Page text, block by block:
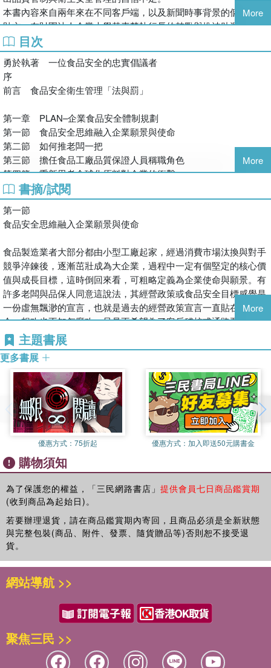
期待食品製造業者能讓消費者享用優質企業製造出來的各種美味可
口且安心的產品。
張日聖
永續國際顧問公司策略長
2023.5.29寫於自宅
本書內容來自兩年來在不同客戶端，以及新聞時事背景的個人網頁
貼文，在財團法人企業大學黃素慧執行長的鼓勵與推波助瀾之下，
重新編排集結成冊，章節內容以PDCA（Plan-Do-Check-Action）
邏輯順序，始於企業食品安全體制規劃、產品製造過程及建立審核
作業目標，終於食品工廠持續優化食品安全管理制度，以單一主題
章節，敘述工廠日常營運時發生的狀況，引導企業高階管理者與品
保管理主管以累積的經驗建立食安思維，和相關部門人員討論適當
的提問方式引導邏輯思維與探究問題的方向，使品保團隊與各部門
間能夠持續有效溝通，以利整合修訂管理制度，包含作業人員、設
備設施、法令規章及廠區內外環境等議題。本書的建議參考方法，
遇到食品安全管理與作業程序問題時，可以單獨或混合使用章節內
More
目次
勇於執著 一位食品安全的忠實倡議者
序
前言 食品安全衛生管理「法與罰」
第一章 PLAN–企業食品安全體制規劃
第一節 食品安全思維融入企業願景與使命
第二節 如何推老闆一把
第三節 擔任食品工廠品質保證人員稱職角色
第四節 重新思考全球化原料對企業的衝擊
第五節 管理高風險原料供應商
第六節 食品製造業者之美國海關──商貿反恐怖聯盟標準面面觀
第七節 串聯食品工廠作業SOP與深耕人員認知
第一節 我知道了，是真的嗎？
第二節 食品工廠人員落實執行標準作業程序
第三節 食品法規鑑別與食安管理系統更新
第四節 食品工廠員工應具備食品安全危害的風險意識
第五節 食品研發與業務的共同利基點
第三章 DO–產品製造結束後管理
第二節 食品原料與產品之倉庫儲存溫度管理
第三節 食品工廠倉儲管理大哉問
第四節 避免成為食品更換標籤延長有效日期的食安幫兇
第五節 食品工廠緊急事件之風險分析
第六節 食品安全與品質文化之員工訊息回饋機制
第四章 CHECK–食品安全管理系統審核作業目標
第二節 提升目標達成率的小活動
第三節 定期整編食品工廠部門作業與核心競爭力
第五章 ACT–食品工廠食品安全管理系統 持續優化與改善
第一節 淺談食品從業人員作業環境安全與防護
第二節 食品工廠缺工問題何去何從
第三節 食品安全管理之數據分析與績效評估
第四節 食品安全圓滿決策方案
第五節 溫室氣體盤查對食品業界之影響
結論
More
書摘/試閱
第一節
食品安全思維融入企業願景與使命
食品製造業者大部分都由小型工廠起家，經過消費市場汰換與對手
競爭淬鍊後，逐漸茁壯成為大企業，過程中一定有個堅定的核心價
值與成長目標，這時倒回來看，可粗略定義為企業使命與願景。有
許多老闆與品保人同意這說法，其經營政策或食品安全目標感覺是
一份虛無飄渺的宣言，也就是過去的經營政策宣言一直貼在牆上至
今，想改也不知怎麼改，只是不希望為了客戶稽核或通路要求，又
換另一個虛無飄渺的口號，食品製造業者現況就是無法呈現企業使
命、願景，與支撐持續卓越的專案。
老闆與企業經營管理者應留意，企業永續經營需要非常關鍵的核心
價值理念，明確的使命、美好的願景及道德觀，能夠吸引到對的員
工，和認同企業理念的客戶，自然而然也展現了企業的品牌定位與
價值。談談如何訂定適合自家食品安全思維的使命議題，不論公司
是製造有形的產品或是提供無形的服務，在食品製造業輔導過程
中，翻轉既有思維是一件困難的事。所以，先由高階主管與關鍵客
戶進行探索與創建企業的現在與未來，老闆再加入討論，避免當局
者迷。
名詞解釋
◎使命：企業根本性質和存在的理由，在食品供應鏈擔任的角色和
責任。
◎願景：三～五年內要往能令人激起熱情且嚮往的美好境界（階段
性）。
使命是企業扮演存在的角色且包含利他要素，部門人員依目的與方
向規劃可執行的專案，企業必須明確有效的全面溝通食品安全資
訊，從上到下的部門至各人投入專案，以支撐企業願景的逐步完
善。例如迪士尼樂園的工作人員使命是可以時時展現「親切的笑
More
主題書展
更多書展
優惠方式： 75折起 優惠方式： 加入即送50元購書金
購物須知
為了保護您的權益，「三民網路書店」 提供會員七日商品鑑賞期
(收到商品為起始日)。
若要辦理退貨，請在商品鑑賞期內寄回，且商品必須是全新狀態
與完整包裝(商品、附件、發票、隨貨贈品等)否則恕不接受退
貨。
網站導航 >>
聚焦三民 >>